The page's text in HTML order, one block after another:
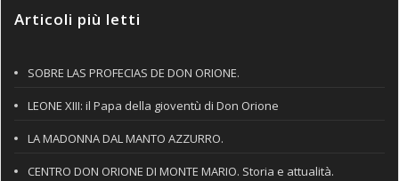
Articoli più letti
SOBRE LAS PROFECIAS DE DON ORIONE.
LEONE XIII: il Papa della gioventù di Don Orione
LA MADONNA DAL MANTO AZZURRO.
CENTRO DON ORIONE DI MONTE MARIO. Storia e attualità.